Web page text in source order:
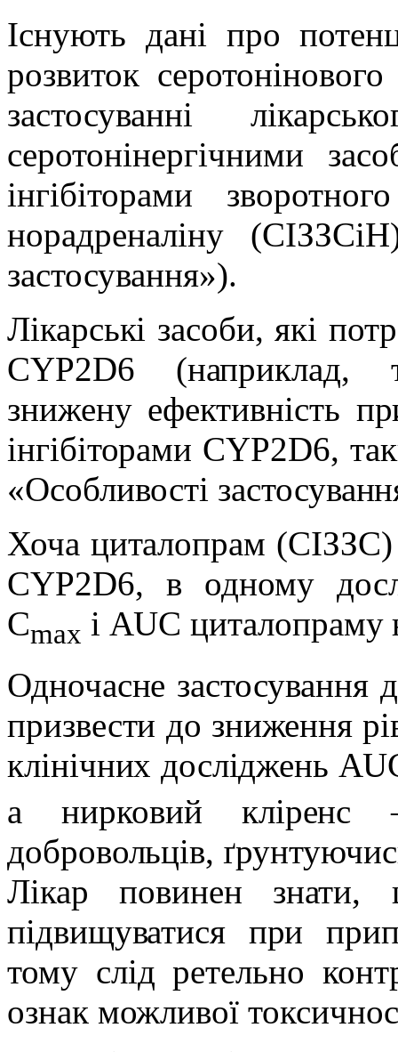
Існують дані про
розвиток
застосуванні
серотонінергічними
інгібіторами
норадреналіну
застосування»).
Лікарські засоби, які
CYP2D6 (наприклад,
знижену ефективність
інгібіторами CYP2D6,
«Особливості
Хоча циталопрам (СІЗЗС)
CYP2D6, в одному
Cmax і AUC циталопраму
Одночасне застосування
призвести до зниження
клінічних досліджень
а нирковий кліренс
добровольців,
Лікар повинен
підвищуватися при
тому слід ретельно
ознак можливої